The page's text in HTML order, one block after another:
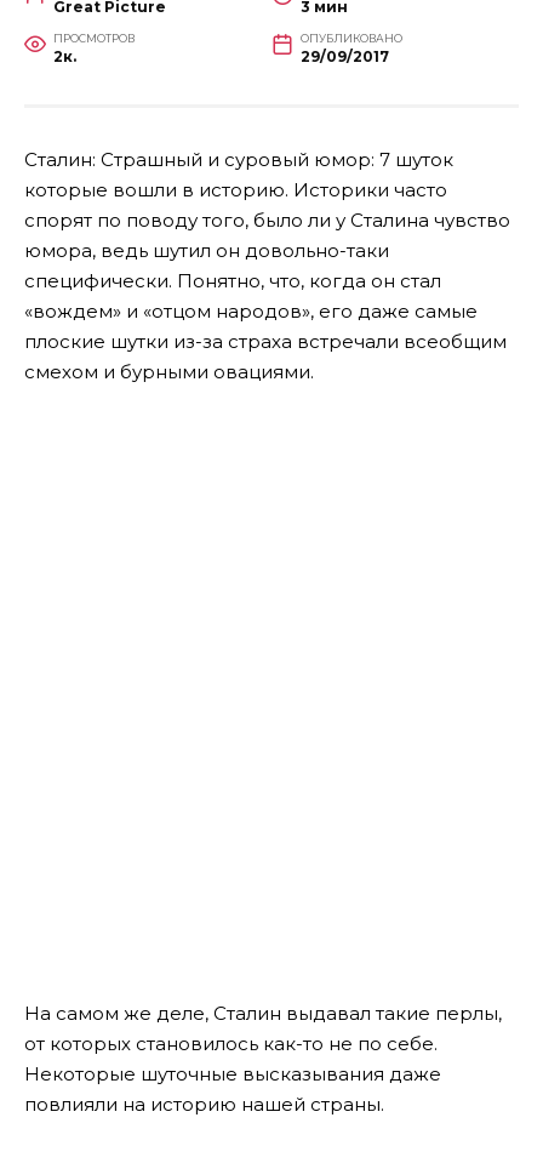
Great Picture 3 мин
ПРОСМОТРОВ
2к.
ОПУБЛИКОВАНО
29/09/2017
Сталин: Страшный и суровый юмор: 7 шуток
которые вошли в историю. Историки часто
спорят по поводу того, было ли у Сталина чувство
юмора, ведь шутил он довольно-таки
специфически. Понятно, что, когда он стал
«вождем» и «отцом народов», его даже самые
плоские шутки из-за страха встречали всеобщим
смехом и бурными овациями.
На самом же деле, Сталин выдавал такие перлы,
от которых становилось как-то не по себе.
Некоторые шуточные высказывания даже
повлияли на историю нашей страны.